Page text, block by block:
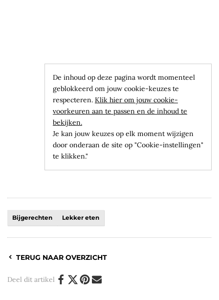
De inhoud op deze pagina wordt momenteel
geblokkeerd om jouw cookie-keuzes te
respecteren. Klik hier om jouw cookie-
voorkeuren aan te passen en de inhoud te
bekijken.
Je kan jouw keuzes op elk moment wijzigen
door onderaan de site op "Cookie-instellingen"
te klikken."
Bijgerechten Lekker eten
TERUG NAAR OVERZICHT
Deel dit artikel